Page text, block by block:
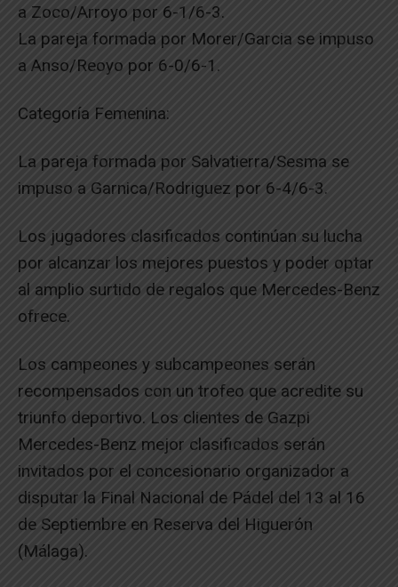
a Zoco/Arroyo por 6-1/6-3.
La pareja formada por Morer/Garcia se impuso
a Anso/Reoyo por 6-0/6-1.
Categoría Femenina:
La pareja formada por Salvatierra/Sesma se
impuso a Garnica/Rodriguez por 6-4/6-3.
Los jugadores clasificados continúan su lucha
por alcanzar los mejores puestos y poder optar
al amplio surtido de regalos que Mercedes-Benz
ofrece.
Los campeones y subcampeones serán
recompensados con un trofeo que acredite su
triunfo deportivo. Los clientes de Gazpi
Mercedes-Benz mejor clasificados serán
invitados por el concesionario organizador a
disputar la Final Nacional de Pádel del 13 al 16
de Septiembre en Reserva del Higuerón
(Málaga).